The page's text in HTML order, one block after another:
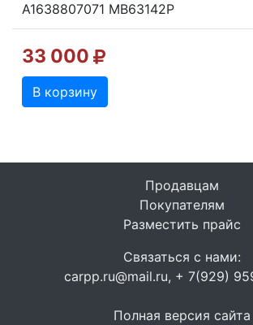
A1638807071 MB63142P
33 000
В корзину
Продавцам
Покупателям
Разместить прайс
Связаться с нами:
carpp.ru@mail.ru, + 7(929)
Полная версия сайта